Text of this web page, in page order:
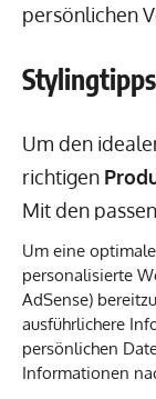
Um eine
personalisierte
AdSense)
ausführlichere
persönlichen
Informationen
persönlichen
Um den
richtigen
Mit den
natürlichen
lebendig und
solider Ansatz
der Look